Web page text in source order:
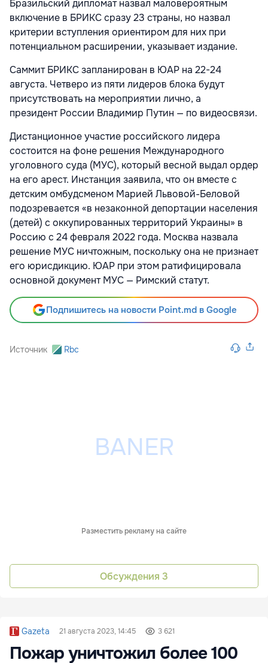
Бразильский дипломат назвал маловероятным
включение в БРИКС сразу 23 страны, но назвал
критерии вступления ориентиром для них при
потенциальном расширении, указывает издание.
Саммит БРИКС запланирован в ЮАР на 22-24
августа. Четверо из пяти лидеров блока будут
присутствовать на мероприятии лично, а
президент России Владимир Путин — по видеосвязи.
Дистанционное участие российского лидера
состоится на фоне решения Международного
уголовного суда (МУС), который весной выдал ордер
на его арест. Инстанция заявила, что он вместе с
детским омбудсменом Марией Львовой-Беловой
подозревается «в незаконной депортации населения
(детей) с оккупированных территорий Украины» в
Россию с 24 февраля 2022 года. Москва назвала
решение МУС ничтожным, поскольку она не признает
его юрисдикцию. ЮАР при этом ратифицировала
основной документ МУС — Римский статут.
Подпишитесь на новости Point.md в Google
Источник Rbc
Разместить рекламу на сайте
Обсуждения 3
Gazeta 21 августа 2023, 14:45 3 621
Пожар уничтожил более 100